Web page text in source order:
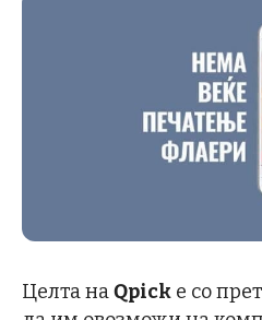
Целта наQpick е со